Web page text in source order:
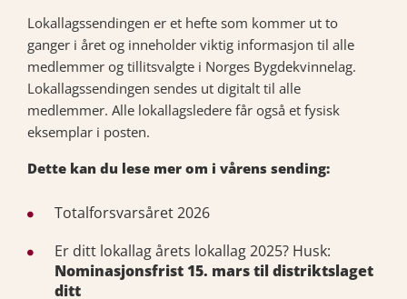
Lokallagssendingen er et hefte som kommer ut to
ganger i året og inneholder viktig informasjon til alle
medlemmer og tillitsvalgte i Norges Bygdekvinnelag.
Lokallagssendingen sendes ut digitalt til alle
medlemmer. Alle lokallagsledere får også et fysisk
eksemplar i posten.
Dette kan du lese mer om i vårens sending:
Totalforsvarsåret 2026
Er ditt lokallag årets lokallag 2025? Husk:
Nominasjonsfrist 15. mars til distriktslaget
ditt